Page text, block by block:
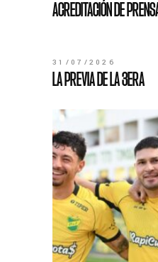
ACREDITACIÓN DE
31/07/2026
LA PREVIA DE LA 3ERA